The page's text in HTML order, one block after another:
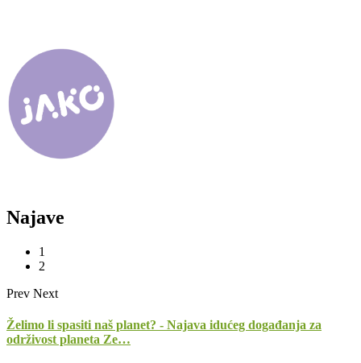
Najave
1
2
Prev Next
Želimo li spasiti naš planet? ­- Najava idućeg događanja za
održivost planeta Ze…